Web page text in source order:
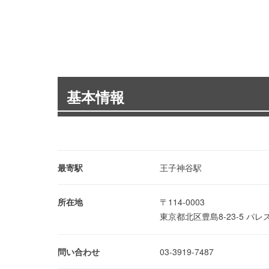
基本情報
最寄駅 王子神谷駅
所在地
〒114-0003
東京都北区豊島8-23-5 パレ
問い合わせ 03-3919-7487